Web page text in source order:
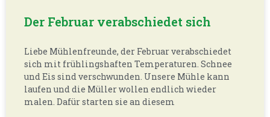
Der Februar verabschiedet sich
Liebe Mühlenfreunde, der Februar verabschiedet
sich mit frühlingshaften Temperaturen. Schnee
und Eis sind verschwunden. Unsere Mühle kann
laufen und die Müller wollen endlich wieder
malen. Dafür starten sie an diesem